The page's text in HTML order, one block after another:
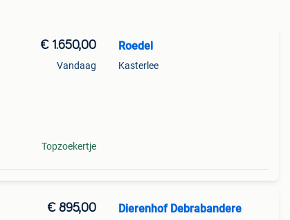
€ 1.650,00
Vandaag
Topzoekertje
Roedel
Kasterlee
€ 895,00 Dierenhof Debrabandere